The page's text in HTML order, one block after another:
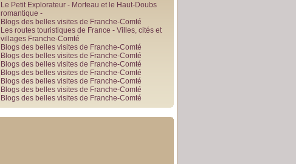
Le Petit Explorateur - Morteau et le Haut-Doubs
romantique -
Blogs des belles visites de Franche-Comté
Les routes touristiques de France - Villes, cités et
villages Franche-Comté
Blogs des belles visites de Franche-Comté
Blogs des belles visites de Franche-Comté
Blogs des belles visites de Franche-Comté
Blogs des belles visites de Franche-Comté
Blogs des belles visites de Franche-Comté
Blogs des belles visites de Franche-Comté
Blogs des belles visites de Franche-Comté